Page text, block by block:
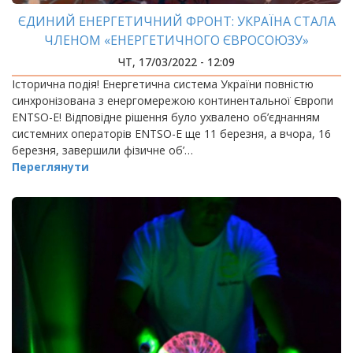
ЄДИНИЙ ЕНЕРГЕТИЧНИЙ ФРОНТ: УКРАЇНА СТАЛА
ЧЛЕНОМ «ЕНЕРГЕТИЧНОГО ЄВРОСОЮЗУ»
ЧТ, 17/03/2022 - 12:09
Історична подія! Енергетична система України повністю
синхронізована з енергомережою континентальної Європи
ENTSO-E! Відповідне рішення було ухвалено об’єднанням
системних операторів ENTSO-E ще 11 березня, а вчора, 16
березня, завершили фізичне об’…
Переглянути